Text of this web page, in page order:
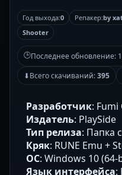
Год выхода:0 Репакер:by
Shooter
🕒Последнее обновление:
⬇Всего скачиваний:395
Разработчик: Fumi
Издатель: PlaySide
Тип релиза: Папка
Кряк: RUNE Emu +
ОС: Windows 10 (64-
Язык интерфейса: